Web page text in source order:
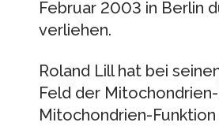
Februar 2003 in Berlin
verliehen.
Roland Lill hat bei
Feld der
Mitochondrien-